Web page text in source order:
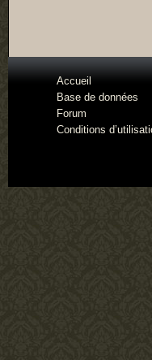
Accueil
Base de données
Forum
Conditions